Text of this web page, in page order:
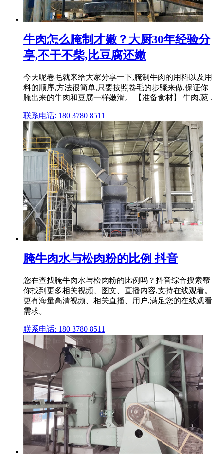
牛肉怎么腌制才嫩？大厨30年经验分
享,不干不柴,比豆腐还嫩
今天呢卷毛就来给大家分享一下,腌制牛肉的用料以及用
料的顺序,方法很简单,只要按照卷毛的步骤来做,保证你
腌出来的牛肉和豆腐一样嫩滑。 【准备食材】 牛肉,葱 .
联系电话: 180 3780 8511
腌牛肉水与松肉粉的比例 抖音
您在查找腌牛肉水与松肉粉的比例吗？抖音综合搜索帮
你找到更多相关视频、图文、直播内容,支持在线观看。
更有海量高清视频、相关直播、用户,满足您的在线观看
需求。
联系电话: 180 3780 8511